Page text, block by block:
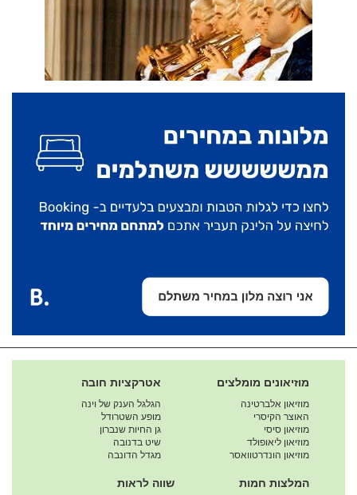
מוזיאונים מומלצים
מוזיאון אלברטינה
האוצר הקיסרי
מוזיאון סיסי
מוזיאון ליאופולד
מוזיאון הונדרטוואסר
אטרקציות חובה
הגלגל הענק של וינה
מופע השטרודל
גן החיות שנברון
שיט בדנובה
מגדל הדונבה
המלצות חמות שווה לראות